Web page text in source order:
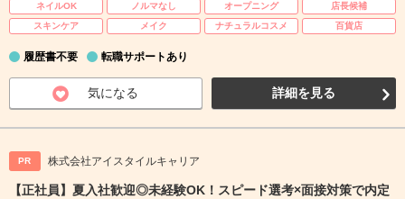
ネイルOK
ノルマなし オープニング
店長候補
スキンケア
メイク ナチュラルコスメ 百貨店
履歴書不要 転職サポートあり
気になる 詳細を見る
PR 株式会社アイスタイルキャリア
【正社員】夏入社歓迎◎未経験OK！スピード選考×面接対策で内定